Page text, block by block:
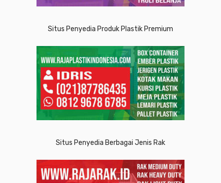
Situs Penyedia Produk Plastik Premium
Situs Penyedia Berbagai Jenis Rak